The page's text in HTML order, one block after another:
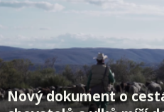
Nový dokument o